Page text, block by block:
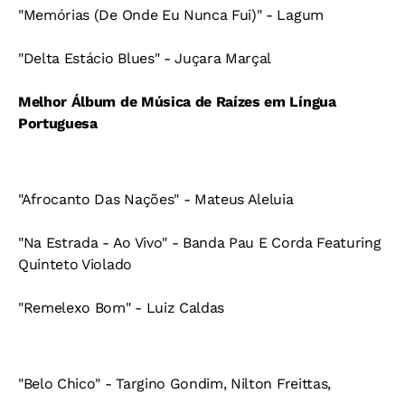
"Memórias (De Onde Eu Nunca Fui)" - Lagum
"Delta Estácio Blues" - Juçara Marçal
Melhor Álbum de Música de Raízes em Língua
Portuguesa
"Afrocanto Das Nações" - Mateus Aleluia
"Na Estrada - Ao Vivo" - Banda Pau E Corda Featuring
Quinteto Violado
"Remelexo Bom" - Luiz Caldas
"Belo Chico" - Targino Gondim, Nilton Freittas,